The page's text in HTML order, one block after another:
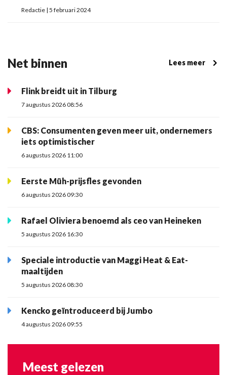
Redactie | 5 februari 2024
Net binnen Lees meer
Flink breidt uit in Tilburg
7 augustus 2026 08:56
CBS: Consumenten geven meer uit, ondernemers
iets optimistischer
6 augustus 2026 11:00
Eerste Müh-prijsfles gevonden
6 augustus 2026 09:30
Rafael Oliviera benoemd als ceo van Heineken
5 augustus 2026 16:30
Speciale introductie van Maggi Heat & Eat-
maaltijden
5 augustus 2026 08:30
Kencko geïntroduceerd bij Jumbo
4 augustus 2026 09:55
Meest gelezen